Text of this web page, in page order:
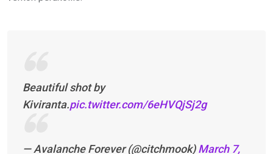
Beautiful shot by
Kiviranta.pic.twitter.com/6eHVQjSj2g
— Avalanche Forever (@citchmook)March 7,